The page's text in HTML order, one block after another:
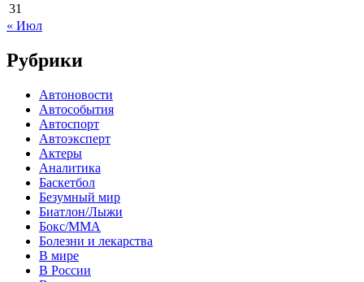
31
« Июл
Рубрики
Автоновости
Автособытия
Автоспорт
Автоэксперт
Актеры
Аналитика
Баскетбол
Безумный мир
Биатлон/Лыжи
Бокс/MMA
Болезни и лекарства
В мире
В России